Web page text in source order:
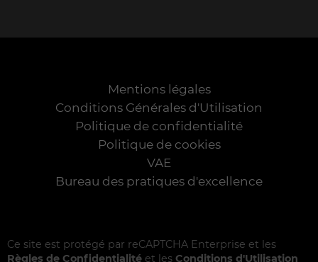
Mentions légales
Conditions Générales d'Utilisation
Politique de confidentialité
Politique de cookies
VAE
Bureau des pratiques d'excellence
Ce site est protégé par reCAPTCHA Enterprise et les
Règles de Confidentialité et les Conditions d'Utilisation